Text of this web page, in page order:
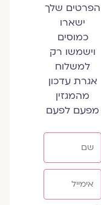
הפרטים שלך
ישארו
כמוסים
וישמשו רק
למשלוח
אגרת עדכון
מהמגזין
מפעם לפעם